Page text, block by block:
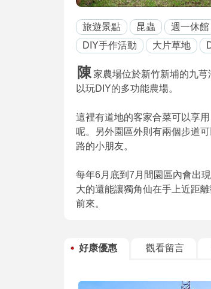
旅遊景點 昆蟲 週一休館
DIY手作活動
大片草地
陳家農場位於新竹新埔的九
以玩DIY的多功能農場。
這裡有道地的客家合菜可以享
呢。另外園區外則有兩個步道
路的小朋友。
每年6月底到7月間園區內會出
大的還能讓獨角仙在手上近距
前來。
好康優惠 觀看留言